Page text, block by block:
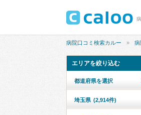
病院口コミ検索カルー 病
エリアを絞り込む
都道府県を選択
埼玉県 (2,914件)